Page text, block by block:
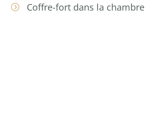
Coffre-fort dans la chambre